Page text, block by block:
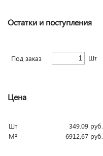
Остатки и поступления
Под заказ Шт
Цена
Шт 349.09 руб.
М²
6912,67 руб.